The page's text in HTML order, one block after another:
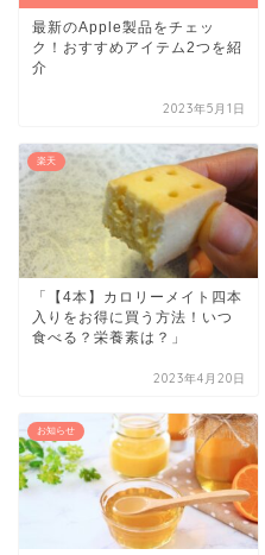
最新のApple製品をチェッ
ク！おすすめアイテム2つを紹
介
2023年5月1日
楽天
「【4本】カロリーメイト四本
入りをお得に買う方法！いつ
食べる？栄養素は？」
2023年4月20日
お知らせ